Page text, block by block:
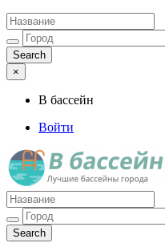
×
В бассейн
Войти
Лучшие бассейны города